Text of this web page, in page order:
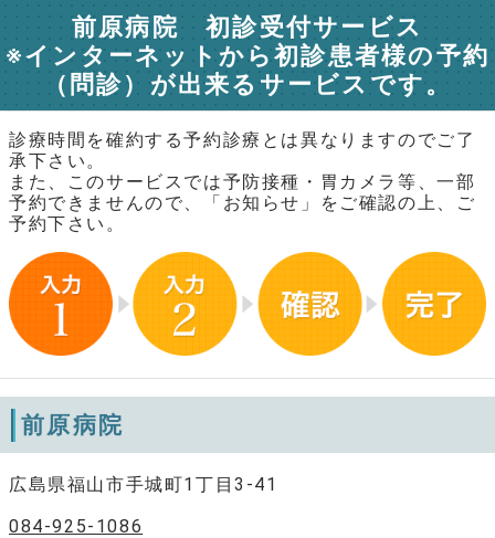
前原病院 初診受付サービス
※インターネットから初診患者様の予約
（問診）が出来るサービスです。
診療時間を確約する予約診療とは異なりますのでご了
承下さい。
また、このサービスでは予防接種・胃カメラ等、一部
予約できませんので、「お知らせ」をご確認の上、ご
予約下さい。
前原病院
広島県福山市手城町1丁目3-41
084-925-1086